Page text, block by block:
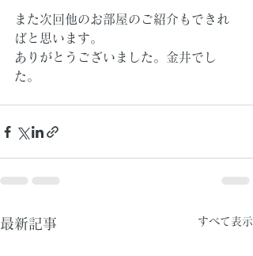
また次回他のお部屋のご紹介もできれ
ばと思います。
ありがとうございました。金井でし
た。
最新記事 すべて表示